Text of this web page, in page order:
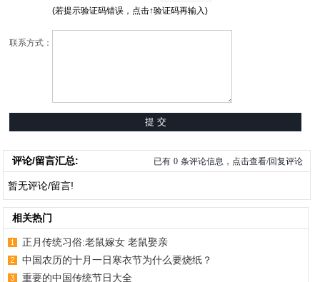
(若提示验证码错误，点击↑验证码再输入)
联系方式：
评论/留言汇总: 已有 0 条评论信息，点击查看/回复评论
暂无评论/留言!
相关热门
正月传统习俗:老鼠嫁女 老鼠娶亲
中国农历的十月一日寒衣节为什么要烧纸？
重要的中国传统节日大全